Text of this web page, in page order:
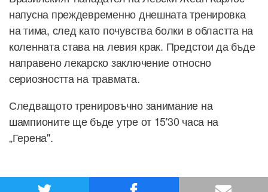
напусна преждевременно днешната тренировка
на тима, след като почувства болки в областта на
коленната става на левия крак. Предстои да бъде
направено лекарско заключение относно
сериозността на травмата.
Следващото тренировъчно занимание на
шампионите ще бъде утре от 15'30 часа на
„Герена".